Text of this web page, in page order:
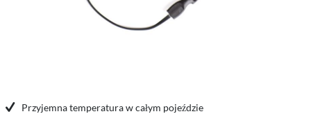
Przyjemna temperatura w całym pojeździe